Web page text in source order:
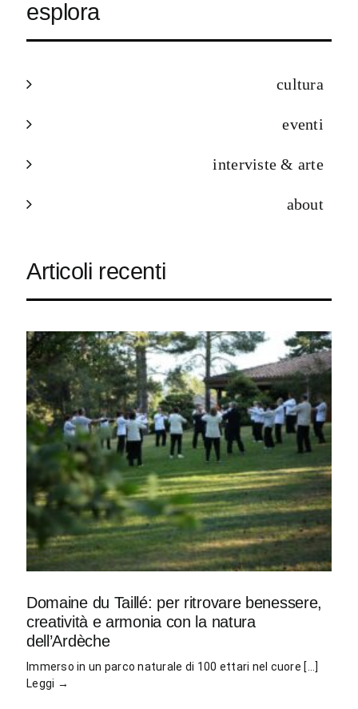
esplora
cultura
eventi
interviste & arte
about
Articoli recenti
Domaine du Taillé: per ritrovare benessere,
creatività e armonia con la natura
dell’Ardèche
Immerso in un parco naturale di 100 ettari nel cuore [...]
Leggi →